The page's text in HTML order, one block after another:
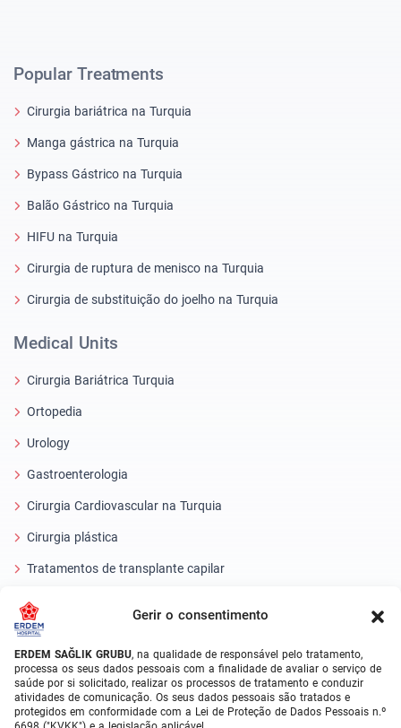
Gerir o consentimento
ERDEM SAĞLIK GRUBU, na qualidade de responsável pelo tratamento,
processa os seus dados pessoais com a finalidade de avaliar o serviço de
saúde por si solicitado, realizar os processos de tratamento e conduzir
atividades de comunicação. Os seus dados pessoais são tratados e
protegidos em conformidade com a Lei de Proteção de Dados Pessoais n.º
Popular Treatments
Cirurgia bariátrica na Turquia
Manga gástrica na Turquia
Bypass Gástrico na Turquia
Balão Gástrico na Turquia
HIFU na Turquia
Cirurgia de ruptura de menisco na Turquia
Cirurgia de substituição do joelho na Turquia
Medical Units
Cirurgia Bariátrica Turquia
Ortopedia
Urology
Gastroenterologia
Cirurgia Cardiovascular na Turquia
Cirurgia plástica
Tratamentos de transplante capilar
Tratamentos dentários Turquia
Olho laser
About Erdem
Sobre Nós